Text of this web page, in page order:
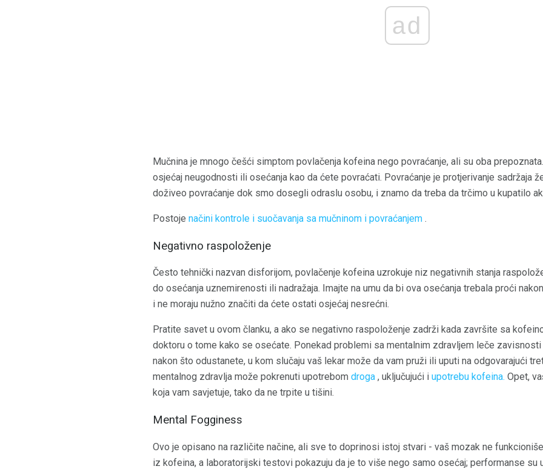
ad
Mučnina je mnogo češći simptom povlačenja kofeina nego povraćanje, ali su oba
osjećaj neugodnosti ili osećanja kao da ćete povraćati. Povraćanje je protjerivanje sadržaja
doživeo povraćanje dok smo dosegli odraslu osobu, i znamo da treba da trčimo u kupatilo
Postoje načini kontrole i suočavanja sa mučninom i povraćanjem .
Negativno raspoloženje
Često tehnički nazvan disforijom, povlačenje kofeina uzrokuje niz negativnih stanja
do osećanja uznemirenosti ili nadražaja. Imajte na umu da bi ova osećanja trebala proći
i ne moraju nužno značiti da ćete ostati osjećaj nesrećni.
Pratite savet u ovom članku, a ako se negativno raspoloženje zadrži kada završite sa
doktoru o tome kako se osećate. Ponekad problemi sa mentalnim zdravljem leče
nakon što odustanete, u kom slučaju vaš lekar može da vam pruži ili uputi na odgovarajući
mentalnog zdravlja može pokrenuti upotrebom droga , uključujući i upotrebu kofeina. Opet,
koja vam savjetuje, tako da ne trpite u tišini.
Mental Fogginess
Ovo je opisano na različite načine, ali sve to doprinosi istoj stvari - vaš mozak ne
iz kofeina, a laboratorijski testovi pokazuju da je to više nego samo osećaj; performanse su